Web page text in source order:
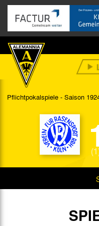
Pflichtpokalspiele - Saison